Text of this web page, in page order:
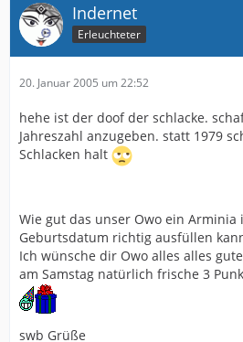
Indernet
Erleuchteter
20. Januar 2005 um 22:52
hehe ist der doof der schlacke.
Jahreszahl anzugeben. statt 1979
Schlacken halt
Wie gut das unser Owo ein Arminia
Geburtsdatum richtig ausfüllen
Ich wünsche dir Owo alles alles
am Samstag natürlich frische 3
swb Grüße